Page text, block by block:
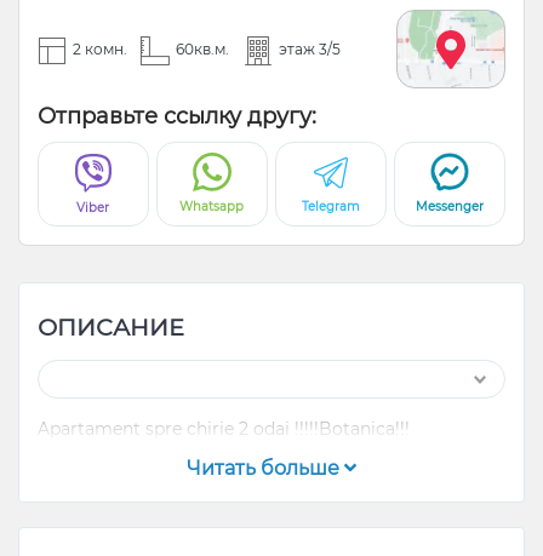
2 комн. 60кв.м. этаж 3/5
Отправьте ссылку другу:
Viber Whatsapp Telegram Messenger
ОПИСАНИЕ
Apartament spre chirie 2 odai !!!!!Botanica!!!
Читать больше